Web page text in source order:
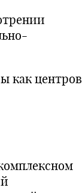
как центров